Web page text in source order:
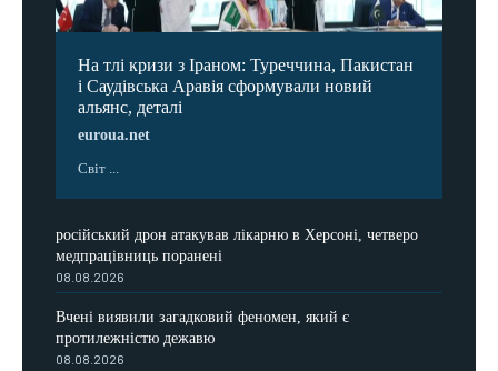
На тлі кризи з Іраном: Туреччина, Пакистан
і Саудівська Аравія сформували новий
альянс, деталі
euroua.net
Світ ...
російський дрон атакував лікарню в Херсоні, четверо
медпрацівниць поранені
08.08.2026
Вчені виявили загадковий феномен, який є
протилежністю дежавю
08.08.2026